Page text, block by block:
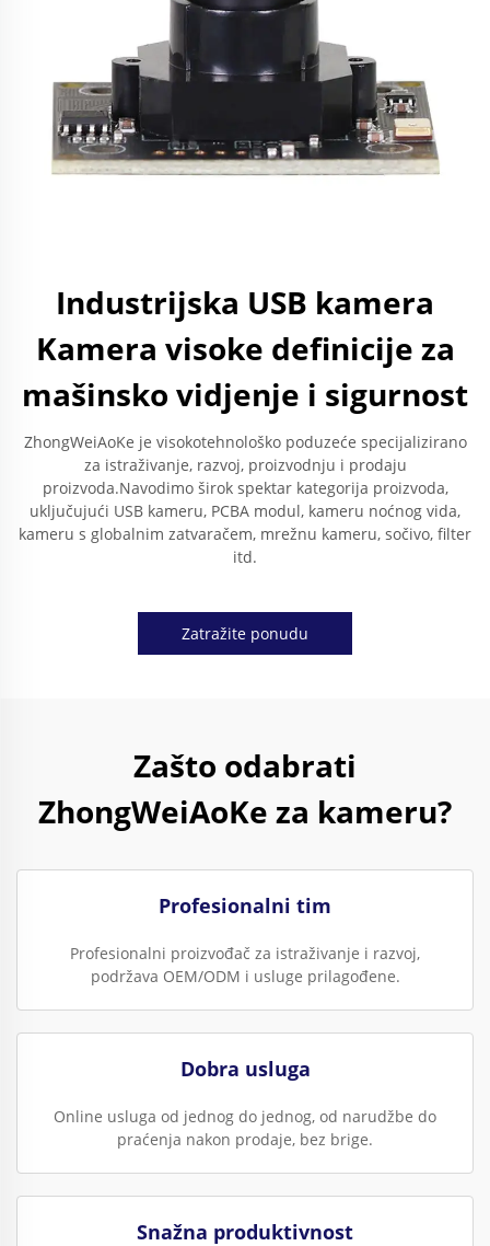
Industrijska USB kamera
Kamera visoke definicije za
mašinsko vidjenje i sigurnost
ZhongWeiAoKe je visokotehnološko poduzeće specijalizirano
za istraživanje, razvoj, proizvodnju i prodaju
proizvoda.Navodimo širok spektar kategorija proizvoda,
uključujući USB kameru, PCBA modul, kameru noćnog vida,
kameru s globalnim zatvaračem, mrežnu kameru, sočivo, filter
itd.
Zatražite ponudu
Zašto odabrati
ZhongWeiAoKe za kameru?
Profesionalni tim
Profesionalni proizvođač za istraživanje i razvoj,
podržava OEM/ODM i usluge prilagođene.
Dobra usluga
Online usluga od jednog do jednog, od narudžbe do
praćenja nakon prodaje, bez brige.
Snažna produktivnost